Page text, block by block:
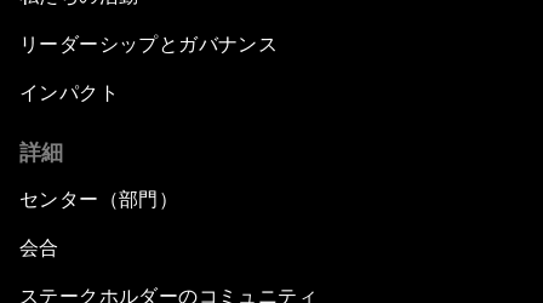
リーダーシップとガバナンス
インパクト
詳細
センター（部門）
会合
ステークホルダーのコミュニティ